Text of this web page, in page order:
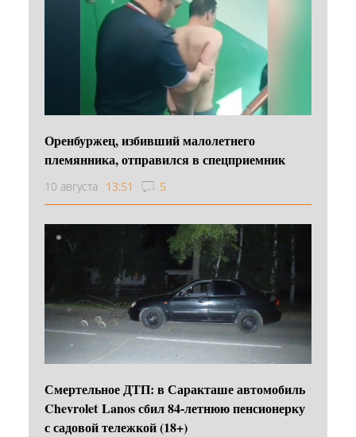
Оренбуржец, избивший малолетнего
племянника, отправился в спецприемник
10 августа 13:51 5
Смертельное ДТП: в Саракташе автомобиль
Chevrolet Lanos сбил 84-летнюю пенсионерку
с садовой тележкой (18+)